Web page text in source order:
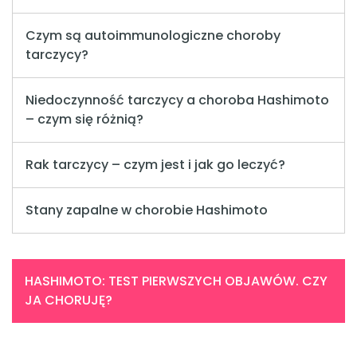
Czym są autoimmunologiczne choroby
tarczycy?
Niedoczynność tarczycy a choroba Hashimoto
– czym się różnią?
Rak tarczycy – czym jest i jak go leczyć?
Stany zapalne w chorobie Hashimoto
HASHIMOTO: TEST PIERWSZYCH OBJAWÓW. CZY
JA CHORUJĘ?